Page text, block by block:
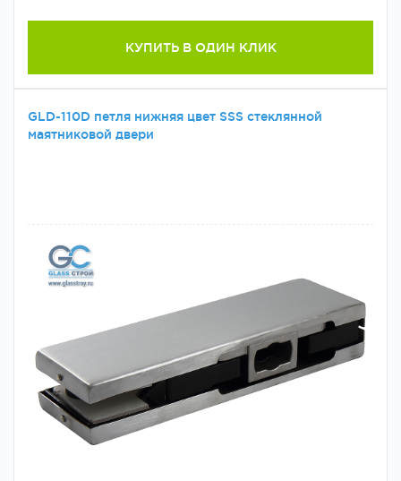
КУПИТЬ В ОДИН КЛИК
GLD-110D петля нижняя цвет SSS стеклянной
маятниковой двери